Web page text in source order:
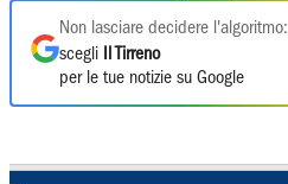
Non lasciare decidere l'algoritmo:
scegli
Il Tirreno
per le tue notizie su Google